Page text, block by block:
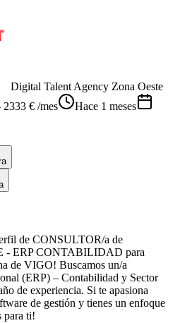
Digital Talent Agency Zona Oeste
2333 € /mes
Hace 1 meses
de CONSULTOR/a de
ERP CONTABILIDAD para
de VIGO! Buscamos un/a
(ERP) – Contabilidad y Sector
de experiencia. Si te apasiona
de gestión y tienes un enfoque
para ti!